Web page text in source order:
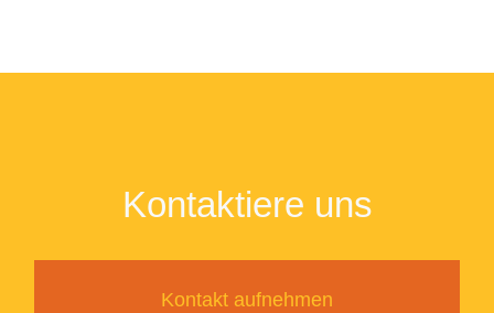
Kontaktiere uns
Kontakt aufnehmen